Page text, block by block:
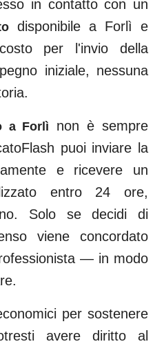
in contatto con un
disponibile a Forlì e
per l'invio della
iniziale, nessuna
a Forlì
non è sempre
puoi inviare la
e ricevere un
entro 24 ore,
Solo se decidi di
viene concordato
— in modo
per sostenere
avere diritto al